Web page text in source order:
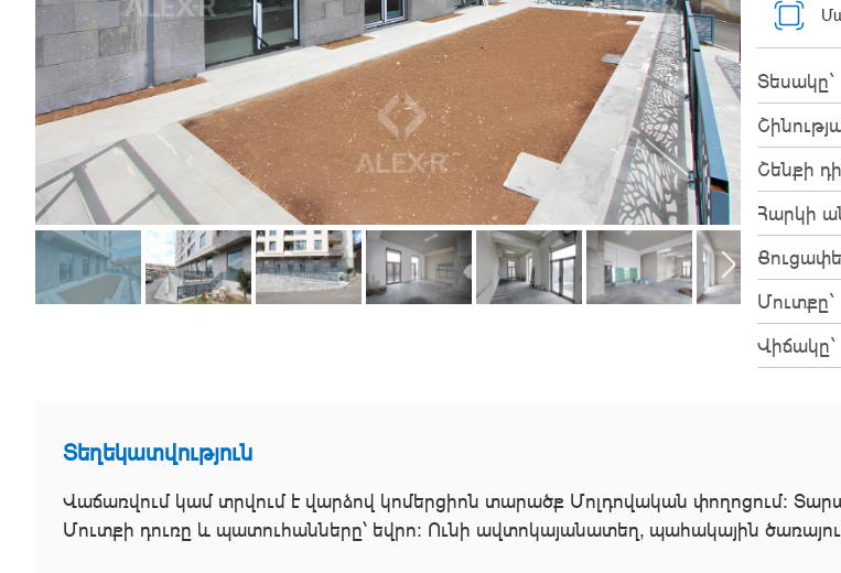
Տեսակը`
Շենքի
Հարկի
Մուտքը`
Վիճակը`
Տեղեկատվություն
Վաճառվում կամ տրվում է վարձով կոմերցիոն տարածք Մոլդովական փողոցում։
Մուտքի դուռը և պատուհանները՝ եվրո։ Ունի ավտոկայանատեղ, պահակային